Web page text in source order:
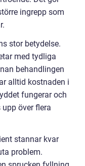
ingrepp som
stor betydelse.
med tydliga
behandlingen
alltid kostnaden i
fungerar och
över flera
stannar kvar
problem.